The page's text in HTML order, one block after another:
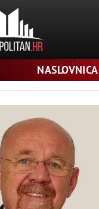
Pretraga
NASLOVNICA